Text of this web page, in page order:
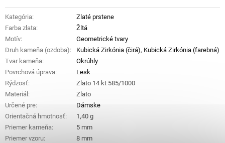
Kategória:
Zlaté prstene
Farba zlata:
Žltá
Motív:
Geometrické tvary
Druh kameňa (ozdoba): Kubická Zirkónia (čirá), Kubická Zirkónia (farebná)
Tvar kameňa:
Okrúhly
Povrchová úprava:
Lesk
Rýdzosť:
Zlato 14 kt 585/1000
Materiál :
Zlato
Určené pre:
Dámske
Orientačná hmotnosť:
1,40 g
Priemer kameňa:
5 mm
Priemer vzoru: 8 mm